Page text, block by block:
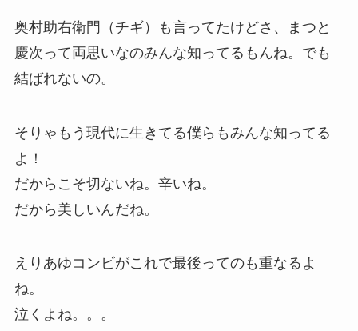
奥村助右衛門（チギ）も言ってたけどさ、まつと
慶次って両思いなのみんな知ってるもんね。でも
結ばれないの。
そりゃもう現代に生きてる僕らもみんな知ってる
よ！
だからこそ切ないね。辛いね。
だから美しいんだね。
えりあゆコンビがこれで最後ってのも重なるよ
ね。
泣くよね。。。